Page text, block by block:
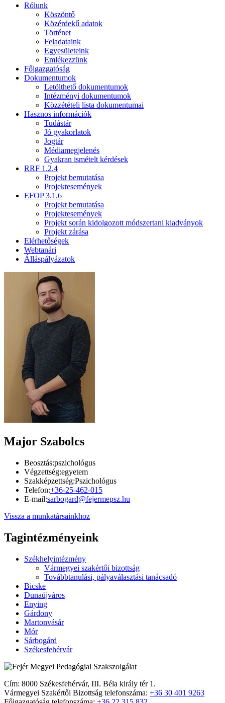
Rólunk
Köszöntő
Közérdekű adatok
Történet
Feladataink
Egyesületeink
Emlékezzünk
Főigazgatóság
Dokumentumok
Letölthető dokumentumok
Intézményi dokumentumok
Közzétételi lista dokumentumai
Hasznos információk
Tudástár
Jó gyakorlatok
Jogtár
Médiamegjelenés
Gyakran ismételt kérdések
RRF 1.2.4
Projekt bemutatása
Projektesemények
EFOP 3.1.6
Projekt bemutatása
Projektesemények
Projekt során kidolgozott módszertani kiadványok
Projekt zárása
Elérhetőségek
Webtanári
Álláspályázatok
Major Szabolcs
Beosztás:pszichológus
Végzettség:egyetem
Szakképzettség:Pszichológus
Telefon:+36-25-462-015
E-mail:sarbogard@fejermepsz.hu
Vissza a munkatársainkhoz
Tagintézményeink
Székhelyintézmény
Vármegyei szakértői bizottság
Továbbtanulási, pályaválasztási tanácsadó
Bicske
Dunaújváros
Enying
Gárdony
Martonvásár
Mór
Sárbogárd
Székesfehérvár
Cím: 8000 Székesfehérvár, III. Béla király tér 1.
Vármegyei Szakértői Bizottság telefonszáma: +36 30 401 9263